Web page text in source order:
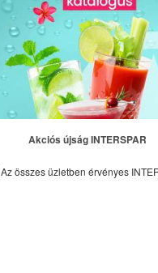
Akciós újság INTERSPAR
Az összes üzletben érvényes